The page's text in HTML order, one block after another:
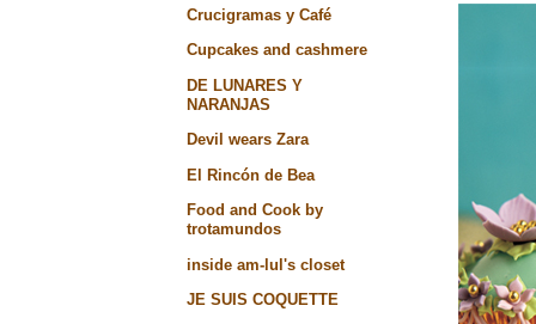
Crucigramas y Café
Cupcakes and cashmere
DE LUNARES Y
NARANJAS
Devil wears Zara
El Rincón de Bea
Food and Cook by
trotamundos
inside am-lul's closet
JE SUIS COQUETTE